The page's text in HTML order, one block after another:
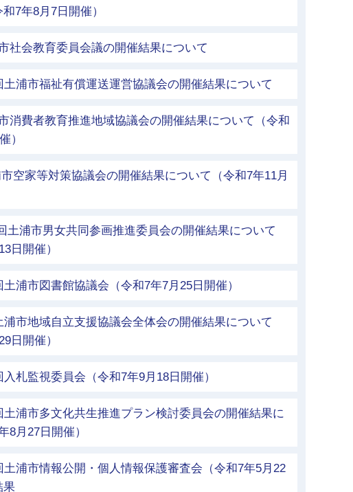
7年8月7日開催）
社会教育委員会議の開催結果について
土浦市福祉有償運送運営協議会の開催結果について
消費者教育推進地域協議会の開催結果について（令和
）
空家等対策協議会の開催結果について（令和7年11月
土浦市男女共同参画推進委員会の開催結果について
日開催）
浦市図書館協議会（令和7年7月25日開催）
浦市地域自立支援協議会全体会の開催結果について
日開催）
札監視委員会（令和7年9月18日開催）
土浦市多文化共生推進プラン検討委員会の開催結果に
8月27日開催）
土浦市情報公開・個人情報保護審査会（令和7年5月22
果